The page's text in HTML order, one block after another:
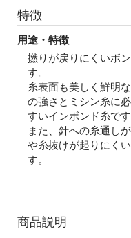
特徴
用途・特徴
撚りが戻りにくいボ
す。
糸表面も美しく鮮明
の強さとミシン糸に
すいインボンド糸です
また、針への糸通し
や糸抜けが起りにく
す。
商品説明